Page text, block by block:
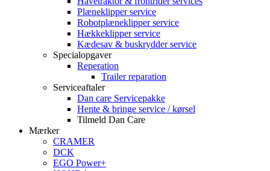
Plæneklipper service
Robotplæneklipper service
Hækkeklipper service
Kædesav & buskrydder service
Specialopgaver
Reperation
Trailer reparation
Serviceaftaler
Dan care Servicepakke
Hente & bringe service / kørsel
Tilmeld Dan Care
Mærker
CRAMER
DCK
EGO Power+